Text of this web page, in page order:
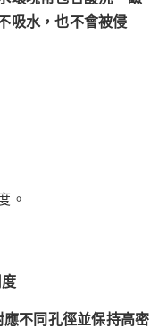
吸水，也不會被侵
。
應不同孔徑並保持高密